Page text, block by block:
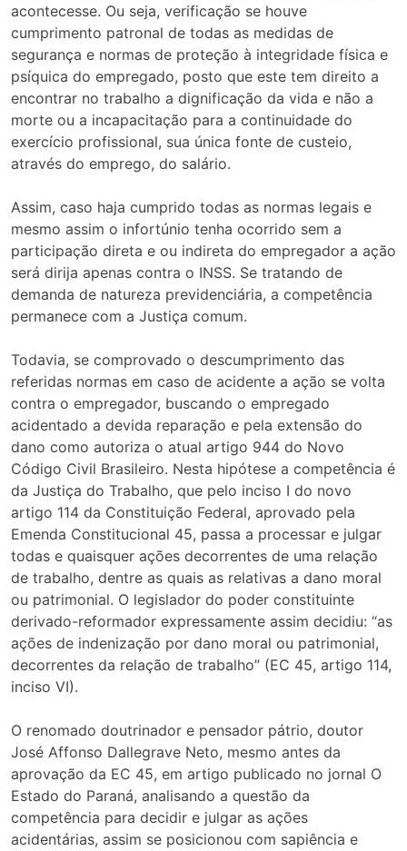
acontecesse. Ou seja, verificação se houve
cumprimento patronal de todas as medidas de
segurança e normas de proteção à integridade física e
psíquica do empregado, posto que este tem direito a
encontrar no trabalho a dignificação da vida e não a
morte ou a incapacitação para a continuidade do
exercício profissional, sua única fonte de custeio,
através do emprego, do salário.
Assim, caso haja cumprido todas as normas legais e
mesmo assim o infortúnio tenha ocorrido sem a
participação direta e ou indireta do empregador a ação
será dirija apenas contra o INSS. Se tratando de
demanda de natureza previdenciária, a competência
permanece com a Justiça comum.
Todavia, se comprovado o descumprimento das
referidas normas em caso de acidente a ação se volta
contra o empregador, buscando o empregado
acidentado a devida reparação e pela extensão do
dano como autoriza o atual artigo 944 do Novo
Código Civil Brasileiro. Nesta hipótese a competência é
da Justiça do Trabalho, que pelo inciso I do novo
artigo 114 da Constituição Federal, aprovado pela
Emenda Constitucional 45, passa a processar e julgar
todas e quaisquer ações decorrentes de uma relação
de trabalho, dentre as quais as relativas a dano moral
ou patrimonial. O legislador do poder constituinte
derivado-reformador expressamente assim decidiu: “as
ações de indenização por dano moral ou patrimonial,
decorrentes da relação de trabalho” (EC 45, artigo 114,
inciso VI).
O renomado doutrinador e pensador pátrio, doutor
José Affonso Dallegrave Neto, mesmo antes da
aprovação da EC 45, em artigo publicado no jornal O
Estado do Paraná, analisando a questão da
competência para decidir e julgar as ações
acidentárias, assim se posicionou com sapiência e